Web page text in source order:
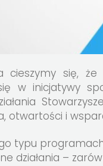
cieszymy się,
w inicjatywy
otwartości i
typu
działania –